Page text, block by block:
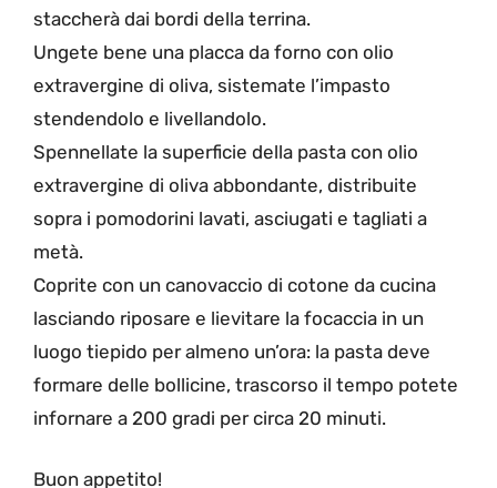
staccherà dai bordi della terrina.
Ungete bene una placca da forno con olio
extravergine di oliva, sistemate l’impasto
stendendolo e livellandolo.
Spennellate la superficie della pasta con olio
extravergine di oliva abbondante, distribuite
sopra i pomodorini lavati, asciugati e tagliati a
metà.
Coprite con un canovaccio di cotone da cucina
lasciando riposare e lievitare la focaccia in un
luogo tiepido per almeno un’ora: la pasta deve
formare delle bollicine, trascorso il tempo potete
infornare a 200 gradi per circa 20 minuti.
Buon appetito!